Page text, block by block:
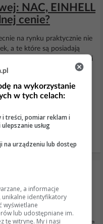
NAC, EINHELL
cenie?
na rynku praktycznie nie
a te które są posiadają
wzgledu na
czystości
(Czeska konstrukcja w
sprzedają - mają pewnie
- jak palić
kociołków po 5 tys zł z
ministra pod jakimś
dziś zamawiajcie te genialne
na wykorzystanie
w tych celach:
i treści, pomiar reklam i
usług
na urządzeniu lub dostęp
a informacje
unikalne identyfikatory
wyświetlane
lub udostępniane im.
tę witrynę. My i nasi